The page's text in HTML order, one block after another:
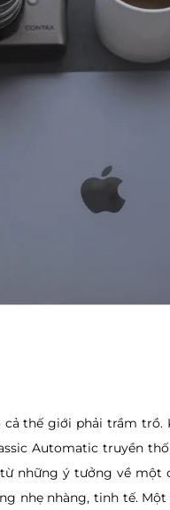
thế giới phải trầm trồ.
Automatic truyền
những ý tưởng về một
nhẹ nhàng, tinh tế.